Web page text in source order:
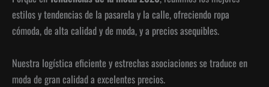
estilos y tendencias de la pasarela y la calle, ofreciendo ropa
cómoda, de alta calidad y de moda, y a precios asequibles.
Nuestra logística eficiente y estrechas asociaciones se traduce en
moda de gran calidad a excelentes precios.